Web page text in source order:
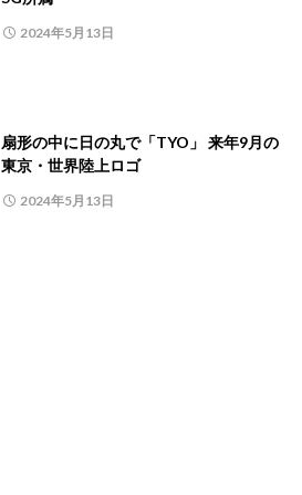
2024年5月13日
扇形の中に日の丸で「TYO」 来年9月の
東京・世界陸上ロゴ
2024年5月13日